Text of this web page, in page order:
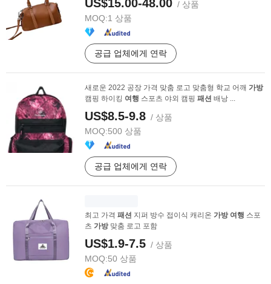
US$15.00-48.00 / 상품
MOQ:1 상품
공급 업체에게 연락
새로운 2022 공장 가격 맞춤 로고 맞춤형 학교 어깨 가방
캠핑 하이킹 여행 스포츠 야외 캠핑 패션 배낭 ...
US$8.5-9.8 / 상품
MOQ:500 상품
공급 업체에게 연락
최고 가격 패션 지퍼 방수 접이식 캐리온 가방 여행 스포
츠 가방맞춤 로고 포함
US$1.9-7.5 / 상품
MOQ:50 상품